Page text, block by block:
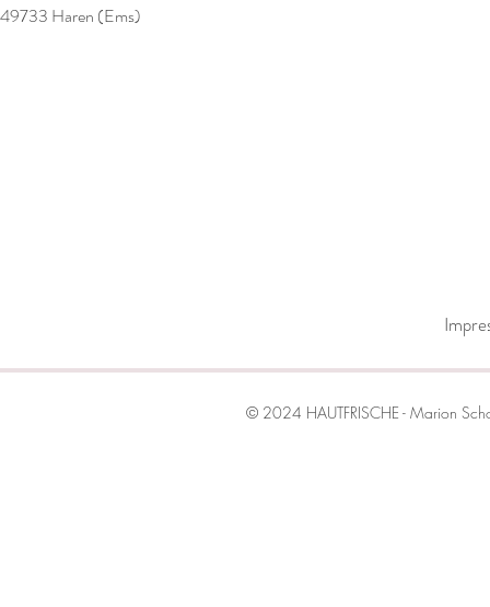
49733 Haren (Ems)
© 2024 HAUTFRISCHE - Marion